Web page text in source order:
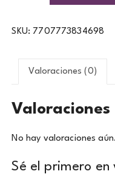
SKU: 7707773834698
Valoraciones (0)
Valoraciones
No hay valoraciones aún.
Sé el primero